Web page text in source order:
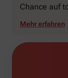
Chance auf
Mehr erfahren